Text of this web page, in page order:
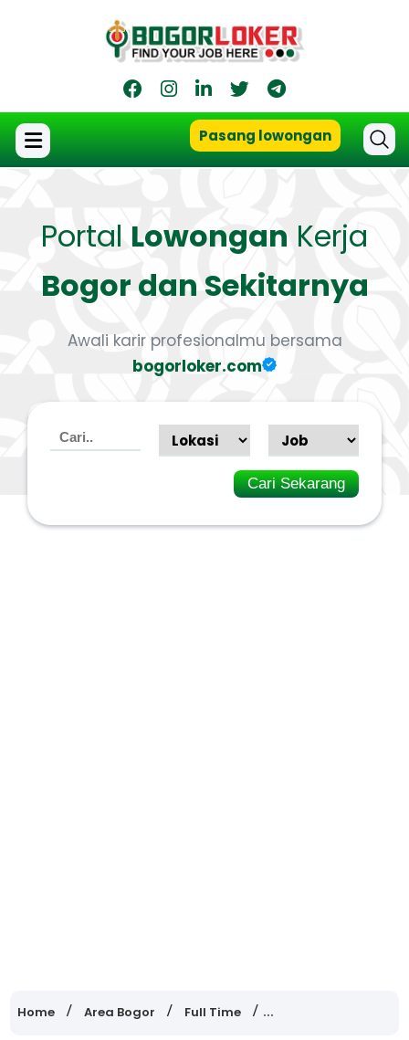
Pasang lowongan
Portal Lowongan Kerja
Bogor dan Sekitarnya
Awali karir profesionalmu bersama
bogorloker.com
Cari Sekarang
Home Area Bogor Full Time Lowongan Kerja